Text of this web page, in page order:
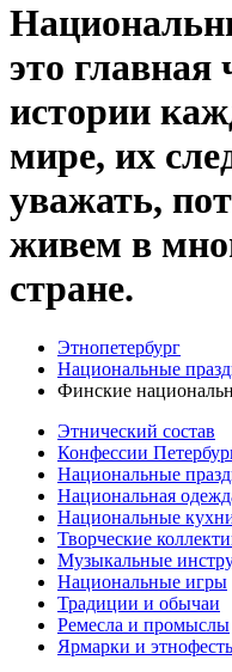
это главная
истории
мире, их
уважать,
живем в
стране.
Этнопетербург
Национальные
Финские
Этнический состав
Конфессии
Национальные
Национальная
Национальные
Творческие
Музыкальные
Национальные игры
Традиции и обычаи
Ремесла и промыслы
Ярмарки и